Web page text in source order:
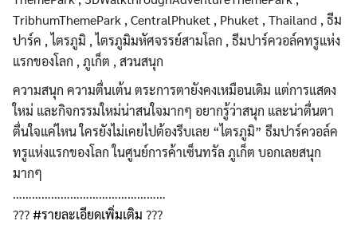
ความสนุก ความตื่นเต้น ตระการตายังคงเหมือนเดิม แต่การแสดง
ใหม่ และกิจกรรมใหม่น่าสนใจมากๆ อยากรู้ว่าสนุก และน่าตื่นตา
ตื่นใจแค่ไหน ใครยังไม่เคยไปต้องรีบเลย “ไตรภูมิ” ธีมปาร์ควอล์ค
ทรูแห่งแรกของโลก ในศูนย์การค้าเซ็นทรัล ภูเก็ต บอกเลยสนุก
มากๆ
…………………………………………
???#รายละเอียดเพิ่มเติม ???